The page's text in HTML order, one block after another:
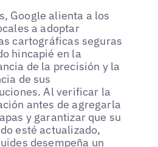
Google alienta a los
a adoptar
cartográficas seguras
hincapié en la
de la precisión y la
de sus
Al verificar la
antes de agregarla
y garantizar que su
esté actualizado,
desempeña un